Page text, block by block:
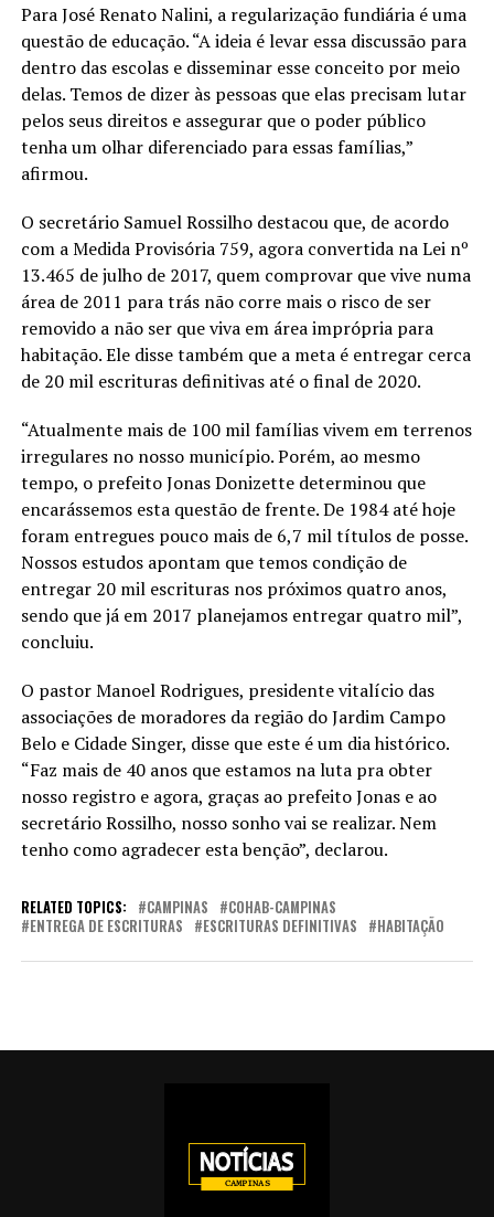
Para José Renato Nalini, a regularização fundiária é uma
questão de educação. “A ideia é levar essa discussão para
dentro das escolas e disseminar esse conceito por meio
delas. Temos de dizer às pessoas que elas precisam lutar
pelos seus direitos e assegurar que o poder público
tenha um olhar diferenciado para essas famílias,”
afirmou.
O secretário Samuel Rossilho destacou que, de acordo
com a Medida Provisória 759, agora convertida na Lei nº
13.465 de julho de 2017, quem comprovar que vive numa
área de 2011 para trás não corre mais o risco de ser
removido a não ser que viva em área imprópria para
habitação. Ele disse também que a meta é entregar cerca
de 20 mil escrituras definitivas até o final de 2020.
“Atualmente mais de 100 mil famílias vivem em terrenos
irregulares no nosso município. Porém, ao mesmo
tempo, o prefeito Jonas Donizette determinou que
encarássemos esta questão de frente. De 1984 até hoje
foram entregues pouco mais de 6,7 mil títulos de posse.
Nossos estudos apontam que temos condição de
entregar 20 mil escrituras nos próximos quatro anos,
sendo que já em 2017 planejamos entregar quatro mil”,
concluiu.
O pastor Manoel Rodrigues, presidente vitalício das
associações de moradores da região do Jardim Campo
Belo e Cidade Singer, disse que este é um dia histórico.
“Faz mais de 40 anos que estamos na luta pra obter
nosso registro e agora, graças ao prefeito Jonas e ao
secretário Rossilho, nosso sonho vai se realizar. Nem
tenho como agradecer esta benção”, declarou.
RELATED TOPICS: CAMPINAS
COHAB-CAMPINAS
ENTREGA DE ESCRITURAS
ESCRITURAS DEFINITIVAS HABITAÇÃO